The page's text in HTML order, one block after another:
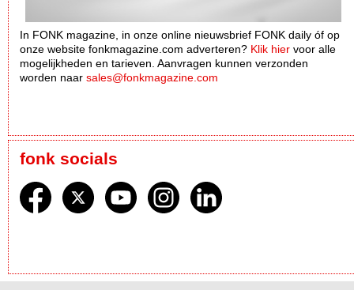
In FONK magazine, in onze online nieuwsbrief FONK daily óf op
onze website fonkmagazine.com adverteren? Klik hier voor alle
mogelijkheden en tarieven. Aanvragen kunnen verzonden
worden naar sales@fonkmagazine.com
fonk socials